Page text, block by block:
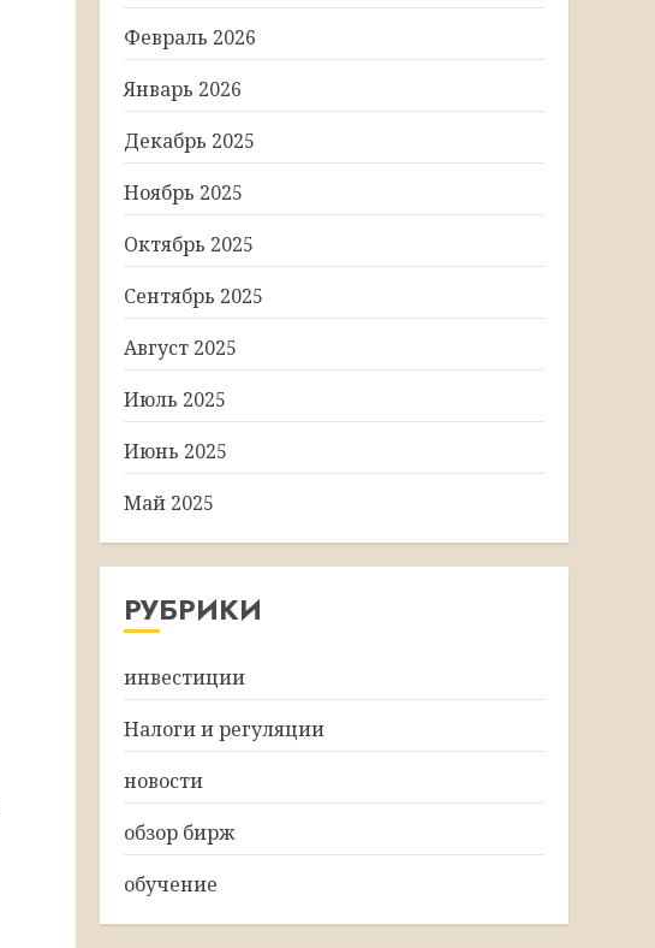
Февраль 2026
Январь 2026
Декабрь 2025
Ноябрь 2025
Октябрь 2025
Сентябрь 2025
Август 2025
Июль 2025
Июнь 2025
Май 2025
РУБРИКИ
инвестиции
Налоги и регуляции
новости
обзор бирж
обучение